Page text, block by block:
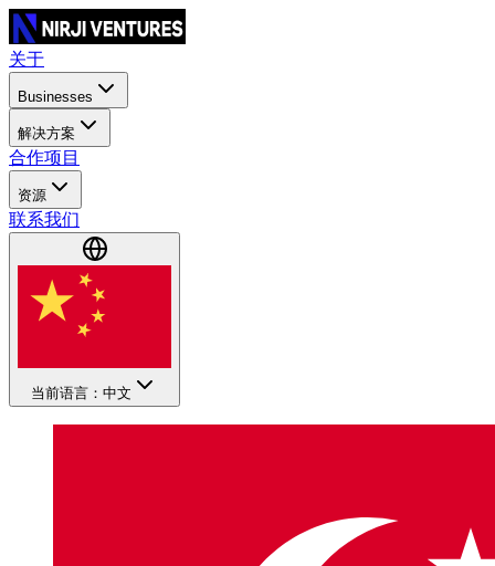
关于
Businesses
解决方案
合作项目
资源
联系我们
当前语言：中文